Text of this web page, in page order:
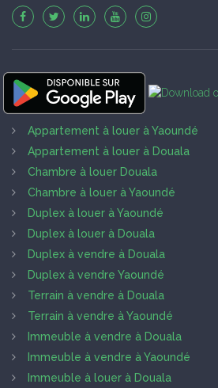
Appartement à louer à Yaoundé
Appartement à louer à Douala
Chambre à louer Douala
Chambre à louer à Yaoundé
Duplex à louer à Yaoundé
Duplex à louer à Douala
Duplex à vendre à Douala
Duplex à vendre Yaoundé
Terrain à vendre à Douala
Terrain à vendre à Yaoundé
Immeuble à vendre à Douala
Immeuble à vendre à Yaoundé
Immeuble à louer à Douala